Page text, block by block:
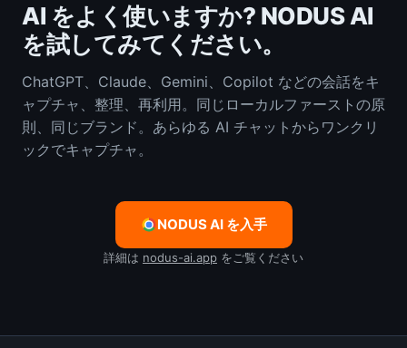
AI をよく使いますか? NODUS AI
を試してみてください。
ChatGPT、Claude、Gemini、Copilot などの会話をキ
ャプチャ、整理、再利用。同じローカルファーストの原
則、同じブランド。あらゆる AI チャットからワンクリ
ックでキャプチャ。
NODUS AI を入手
詳細は nodus-ai.app をご覧ください